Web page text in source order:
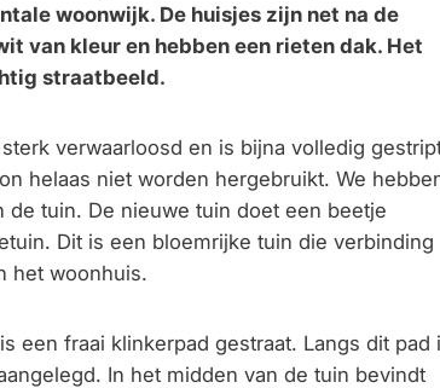
woonwijk. De huisjes zijn net na de
van kleur en hebben een rieten dak. Het
straatbeeld.
verwaarloosd en is bijna volledig
helaas niet worden hergebruikt. We
de tuin. De nieuwe tuin doet een beetje
Dit is een bloemrijke tuin die verbinding
het woonhuis.
een fraai klinkerpad gestraat. Langs dit pad
In het midden van de tuin bevindt